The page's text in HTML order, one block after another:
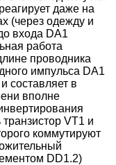
даже на
(через одежду и
входа DA1
работа
проводника
импульса DA1
составляет в
вполне
VT1 и
коммутируют
DD1.2)